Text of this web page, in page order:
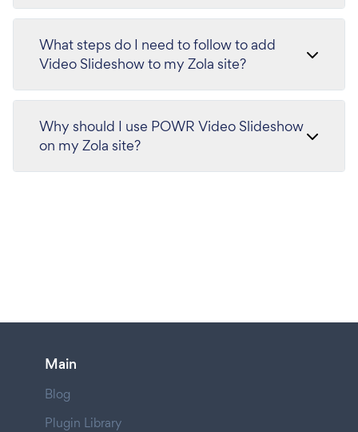
What steps do I need to follow to add
Video Slideshow to my Zola site?
Why should I use POWR Video Slideshow
on my Zola site?
Main
Blog
Plugin Library